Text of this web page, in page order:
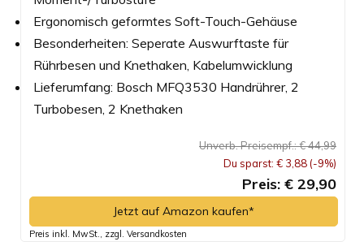
Ergonomisch geformtes Soft-Touch-Gehäuse
Besonderheiten: Seperate Auswurftaste für
Rührbesen und Knethaken, Kabelumwicklung
Lieferumfang: Bosch MFQ3530 Handrührer, 2
Turbobesen, 2 Knethaken
Unverb. Preisempf.: € 44,99
Du sparst: € 3,88 (-9%)
Preis: € 29,90
Jetzt auf Amazon kaufen*
Preis inkl. MwSt., zzgl. Versandkosten